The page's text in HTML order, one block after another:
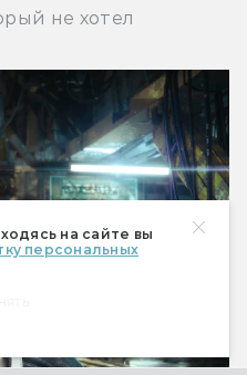
на сайте вы
персональных
не хотел